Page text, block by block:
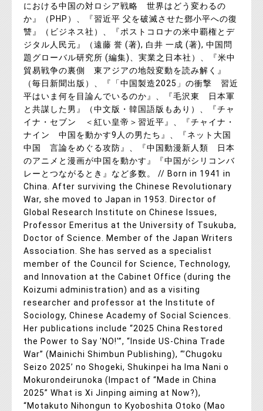
における中国の対ロシア戦略 世界はどう変わるの
か』（PHP）、『習近平 父を破滅させた鄧小平への復
讐』（ビジネス社）、『ポストコロナの米中覇権とデ
ジタル人民元』（遠藤 誉 (著), 白井 一成 (著), 中国問
題グローバル研究所 (編集)、実業之日本社）、『米中
貿易戦争の裏側 東アジアの地殻変動を読み解く』
（毎日新聞出版）、『「中国製造2025」の衝撃 習近
平はいま何を目論んでいるのか』、『毛沢東 日本軍
と共謀した男』（中文版・韓国語版もあり）、『チャ
イナ・セブン ＜紅い皇帝＞習近平』、『チャイナ・
ナイン 中国を動かす9人の男たち』、『ネット大国
中国 言論をめぐる攻防』、『中国動漫新人類 日本
のアニメと漫画が中国を動かす』『中国がシリコンバ
レーとつながるとき』など多数。 // Born in 1941 in
China. After surviving the Chinese Revolutionary
War, she moved to Japan in 1953. Director of
Global Research Institute on Chinese Issues,
Professor Emeritus at the University of Tsukuba,
Doctor of Science. Member of the Japan Writers
Association. She has served as a specialist
member of the Council for Science, Technology,
and Innovation at the Cabinet Office (during the
Koizumi administration) and as a visiting
researcher and professor at the Institute of
Sociology, Chinese Academy of Social Sciences.
Her publications include “2025 China Restored
the Power to Say 'NO!'”, “Inside US-China Trade
War” (Mainichi Shimbun Publishing), “’Chugoku
Seizo 2025’ no Shogeki, Shukinpei ha Ima Nani o
Mokurondeirunoka (Impact of “Made in China
2025” What is Xi Jinping aiming at Now?),
“Motakuto Nihongun to Kyoboshita Otoko (Mao